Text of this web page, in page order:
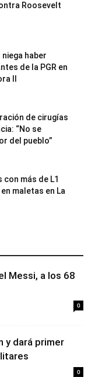
Roosevelt
haber
de la PGR en
II
de cirugías
“No se
del pueblo”
más de L1
maletas en La
Messi, a los 68
0
y dará primer
0